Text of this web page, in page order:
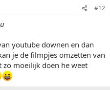
#12
youtube downen en dan
je de filmpjes omzetten van
zo moeilijk doen he weet